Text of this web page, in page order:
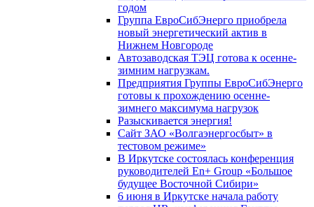
годом
Группа ЕвроСибЭнерго приобрела
новый энергетический актив в
Нижнем Новгороде
Автозаводская ТЭЦ готова к осенне-
зимним нагрузкам.
Предприятия Группы ЕвроСибЭнерго
готовы к прохождению осенне-
зимнего максимума нагрузок
Разыскивается энергия!
Сайт ЗАО «Волгаэнергосбыт» в
тестовом режиме»
В Иркутске состоялась конференция
руководителей En+ Group «Большое
будущее Восточной Сибири»
6 июня в Иркутске начала работу